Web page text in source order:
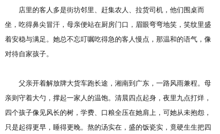
店里的客人多是街坊邻里、赶集农人、拉货司机，他们围桌而
坐，吃得鼻尖冒汗，母亲便站在厨房门口，眉眼弯弯地笑，笑纹里盛
着安稳与满足。她总不忘叮嘱吃得急的客人慢点，那温和的语气，像
对待自家孩子。
父亲开着解放牌大货车跑长途，湘南到广东，一路风雨兼程。母
亲则守着大勺，撑起一家人的温饱。清晨四点起身，夜里九点打烊，
四个孩子像见风长的树，学费、口粮全压在她肩上，可她从未抱怨，
只是起得更早，睡得更晚。熬的汤实在，盛的饭瓷实，竟硬生生把四